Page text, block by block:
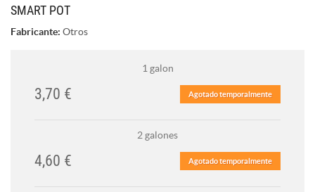
SMART POT
Fabricante: Otros
1 galon
Agotado temporalmente
3,70 €
2 galones
Agotado temporalmente
4,60 €